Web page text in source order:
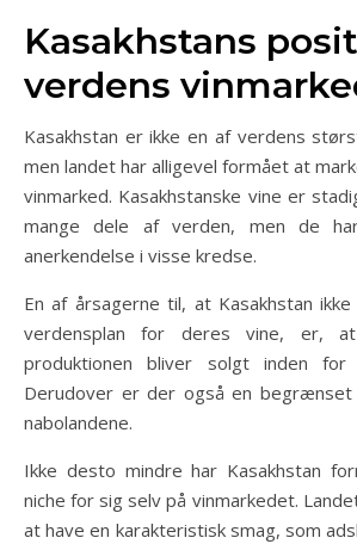
Kasakhstans
verdens
Kasakhstan er ikke en af verdens
men landet har alligevel formået at
vinmarked. Kasakhstanske vine er
mange dele af verden, men de
anerkendelse i visse kredse.
En af årsagerne til, at Kasakhstan
verdensplan for deres vine, er,
produktionen bliver solgt inden for
Derudover er der også en
nabolandene.
Ikke desto mindre har Kasakhstan
niche for sig selv på vinmarkedet.
at have en karakteristisk smag, som